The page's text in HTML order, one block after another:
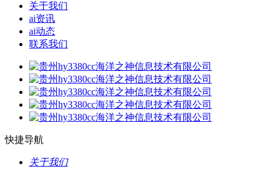
关于我们
ai资讯
ai动态
联系我们
快捷导航
关于我们